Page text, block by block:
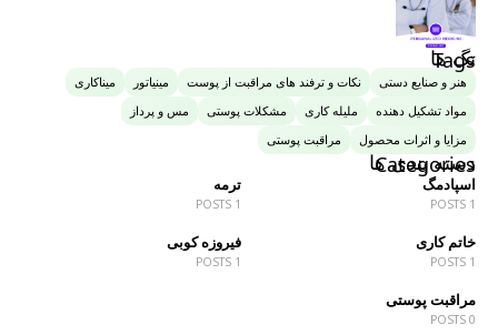
Tags
تگ ها
هنر و صنایع دستی نکات و ترفند های مراقبت از پوست مینیاتور
میناکاری
مواد تشکیل دهنده
ملیله کاری مشکلات پوستی
مس و پرداز
مزایا و اثرات محصول
مراقبت پوستی
Categories
دسته بندی ها
اسپادمگ
1 POSTS
ترمه
1 POSTS
خاتم کاری
1 POSTS
فیروزه کوبی
1 POSTS
مراقبت پوستی
0 POSTS